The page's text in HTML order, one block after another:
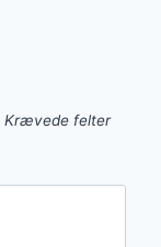
Krævede felter